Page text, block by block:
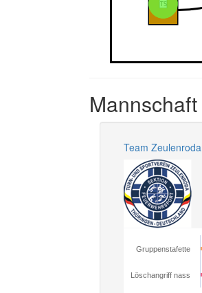
Mannschaft
Team Zeulenroda
Gruppenstafette
Löschangriff nass